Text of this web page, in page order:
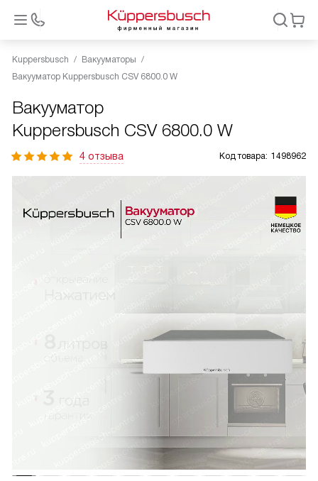
Kuppersbusch
Вакууматоры
Вакууматор Kuppersbusch CSV 6800.0 W
Вакууматор
Kuppersbusch CSV 6800.0 W
4 отзыва Код товара: 1498962